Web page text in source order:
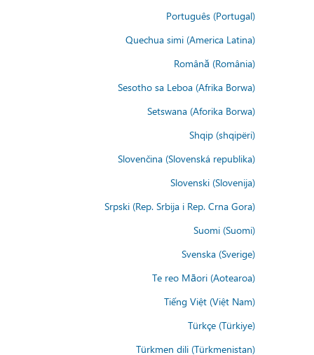
Português (Portugal)
Quechua simi (America Latina)
Română (România)
Sesotho sa Leboa (Afrika Borwa)
Setswana (Aforika Borwa)
Shqip (shqipëri)
Slovenčina (Slovenská republika)
Slovenski (Slovenija)
Srpski (Rep. Srbija i Rep. Crna Gora)
Suomi (Suomi)
Svenska (Sverige)
Te reo Māori (Aotearoa)
Tiếng Việt (Việt Nam)
Türkçe (Türkiye)
Türkmen dili (Türkmenistan)